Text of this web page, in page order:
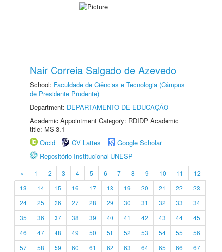
Nair Correia Salgado de Azevedo
School: Faculdade de Ciências e Tecnologia (Câmpus
de Presidente Prudente)
Department: DEPARTAMENTO DE EDUCAÇÃO
Academic Appointment Category: RDIDP Academic
title: MS-3.1
Orcid
CV Lattes
Google Scholar
Repositório Institucional UNESP
« 1 2 3 4 5 6 7 8 9 10 11
12
13
14 15 16 17 18 19 20 21 22
23
24
25 26 27 28 29 30 31 32 33
34
35
36 37 38 39 40 41 42 43 44
45
46
47 48 49 50 51 52 53 54 55
56
57
58 59 60 61 62 63 64 65 66
67